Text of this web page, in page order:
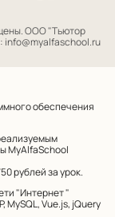
ООО "Тьютор
info@myalfaschool.ru
обеспечения
MyAlfaSchool
рублей за урок.
"Интернет "
MySQL, Vue.js, jQuery